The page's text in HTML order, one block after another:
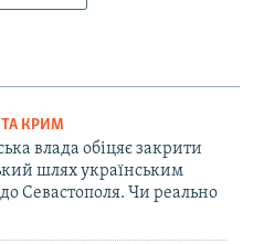
ТА КРИМ
влада обіцяє закрити
шлях українським
Севастополя. Чи реально